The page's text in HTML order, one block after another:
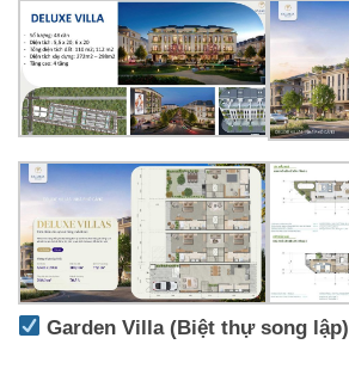
Garden Villa (Biệt thự song lập)